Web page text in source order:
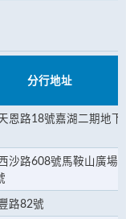
分行地址
恩路18號嘉湖二期地下
沙路608號馬鞍山廣場三
路82號